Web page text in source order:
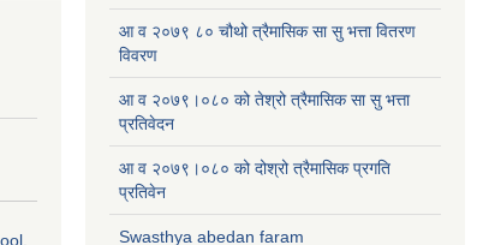
आ व २०७९ ८० चौथो त्रैमासिक सा सु भत्ता वितरण
विवरण
आ व २०७९।०८० को तेश्रो त्रैमासिक सा सु भत्ता
प्रतिवेदन
आ व २०७९।०८० को दोश्रो त्रैमासिक प्रगति
प्रतिवेन
Swasthya abedan faram